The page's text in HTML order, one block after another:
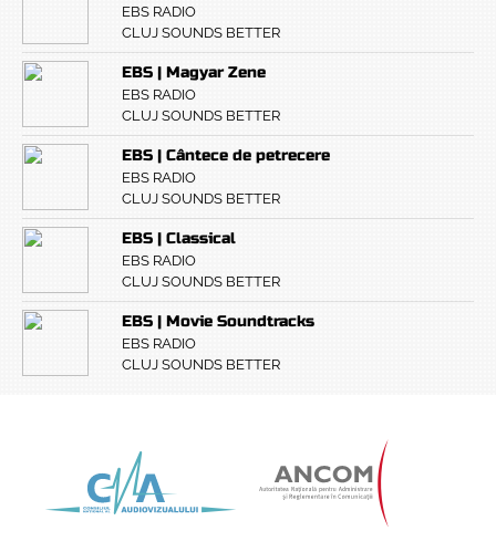
EBS RADIO
CLUJ SOUNDS BETTER
EBS | Magyar Zene
EBS RADIO
CLUJ SOUNDS BETTER
EBS | Cântece de petrecere
EBS RADIO
CLUJ SOUNDS BETTER
EBS | Classical
EBS RADIO
CLUJ SOUNDS BETTER
EBS | Movie Soundtracks
EBS RADIO
CLUJ SOUNDS BETTER